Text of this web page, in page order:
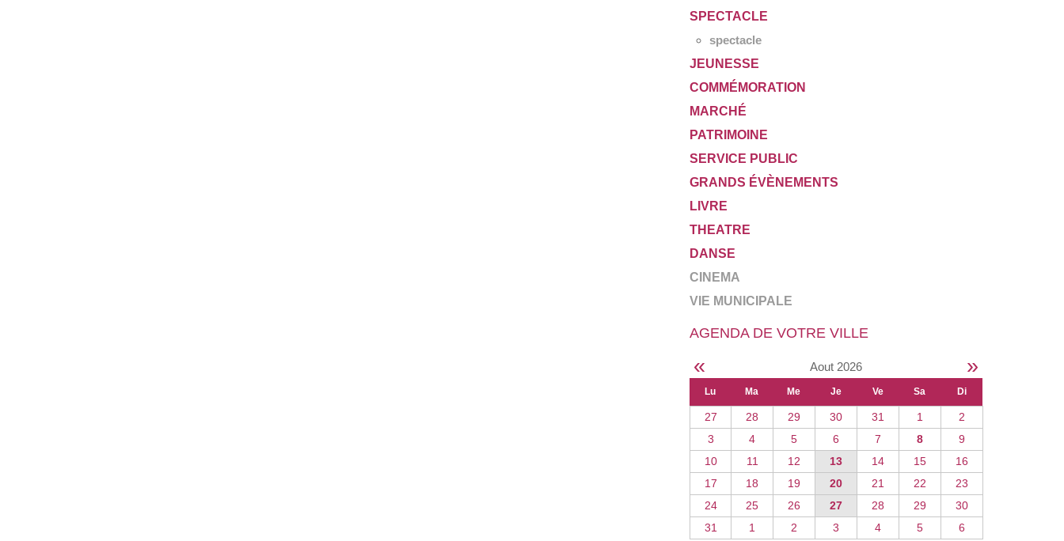
SPECTACLE
spectacle
JEUNESSE
COMMÉMORATION
MARCHÉ
PATRIMOINE
SERVICE PUBLIC
GRANDS ÉVÈNEMENTS
LIVRE
THEATRE
DANSE
CINEMA
VIE MUNICIPALE
AGENDA DE VOTRE VILLE
« Aout 2026 »
Lu Ma Me Je Ve Sa Di
27 28 29 30 31 1
2
3
4 5 6 7 8
9
10
11 12 13 14 15
16
17
18 19 20 21 22
23
24
25 26 27 28 29
30
31
1 2 3 4 5 6